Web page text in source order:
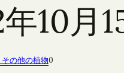
年10
その他の植物0